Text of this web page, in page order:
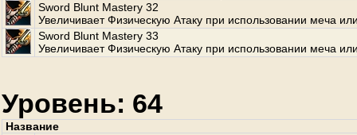
Sword Blunt Mastery 32
Увеличивает Физическую Атаку при использовании меча
Sword Blunt Mastery 33
Увеличивает Физическую Атаку при использовании меча
Уровень: 64
Название